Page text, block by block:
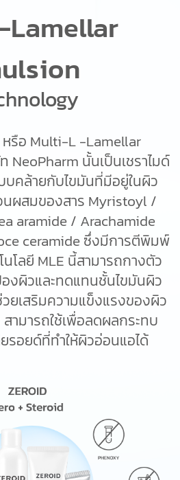
หรือ Multi-L -Lamellar
NeoPharm นั้นเป็นเชราไมด์
บคล้ายกับไขมันที่มีอยู่ในผิว
นผสมของสาร Myristoyl /
aramide / Arachamide
ceramide ซึ่งมีการตีพิมพ์
โลยี MLE นี้สามารถกางตัว
องผิวและทดแทนชั้นไขมันผิว
ยเสริมความแข็งแรงของผิว
ามารถใช้เพื่อลดผลกระทบ
รอยด์ที่ทำให้ผิวอ่อนแอได้